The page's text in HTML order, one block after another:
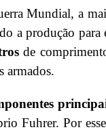
Mundial, a
a produção
de
armados.
Fuhrer. Por